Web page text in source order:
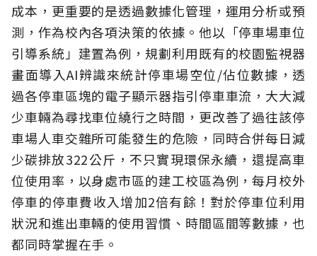
成本，更重要的是透過數據化管理，運用分析或預
測，作為校內各項決策的依據。他以「停車場車位
引導系統」建置為例，規劃利用既有的校園監視器
畫面導入AI辨識來統計停車場空位/佔位數據，透
過各停車區塊的電子顯示器指引停車車流，大大減
少車輛為尋找車位繞行之時間，更改善了過往該停
車場人車交雜所可能發生的危險，同時合併每日減
少碳排放322公斤，不只實現環保永續，還提高車
位使用率，以身處市區的建工校區為例，每月校外
停車的停車費收入增加2倍有餘！對於停車位利用
狀況和進出車輛的使用習慣、時間區間等數據，也
都同時掌握在手。